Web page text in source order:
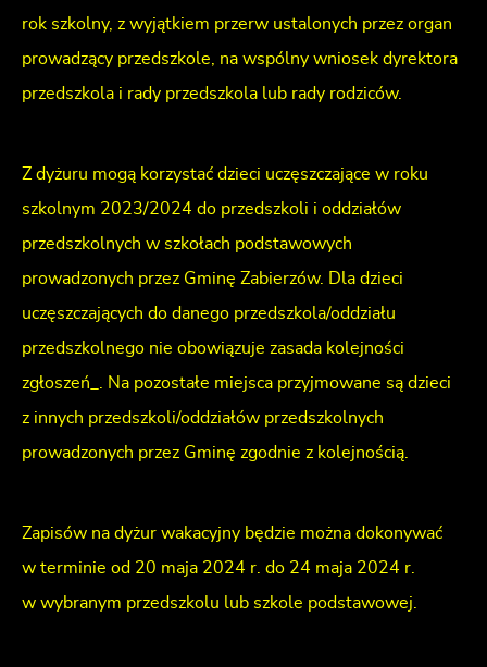
rok szkolny, z wyjątkiem przerw ustalonych przez organ
prowadzący przedszkole, na wspólny wniosek dyrektora
przedszkola i rady przedszkola lub rady rodziców.
Z dyżuru mogą korzystać dzieci uczęszczające w roku
szkolnym 2023/2024 do przedszkoli i oddziałów
przedszkolnych w szkołach podstawowych
prowadzonych przez Gminę Zabierzów. Dla dzieci
uczęszczających do danego przedszkola/oddziału
przedszkolnego nie obowiązuje zasada kolejności
zgłoszeń_. Na pozostałe miejsca przyjmowane są dzieci
z innych przedszkoli/oddziałów przedszkolnych
prowadzonych przez Gminę zgodnie z kolejnością.
Zapisów na dyżur wakacyjny będzie można dokonywać
w terminie od 20 maja 2024 r. do 24 maja 2024 r.
w wybranym przedszkolu lub szkole podstawowej.